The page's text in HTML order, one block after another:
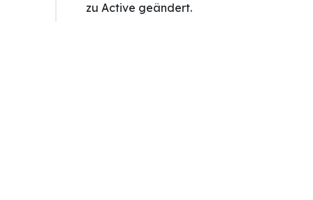
zu Active geändert.